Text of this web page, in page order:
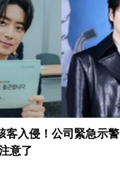
客入侵！公司緊急示
意了